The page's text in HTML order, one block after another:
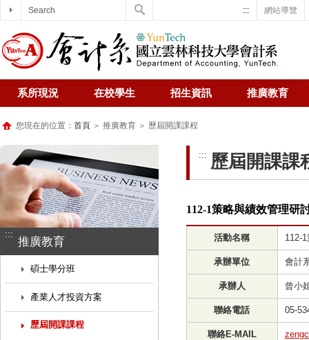
網站導覽
:::
系所現況 在校學生 招生資訊 推廣教育
您現在的位置： 首頁 ＞ 推廣教育 ＞ 歷屆開課課程
:::
推廣教育
碩士學分班
產業人才投資方案
歷屆開課課程
::: 歷屆開課課
112-1策略與績效管理研
活動名稱 112-
承辦單位 會計
承辦人 曾小
聯絡電話 05-
聯絡E-MAIL
Search